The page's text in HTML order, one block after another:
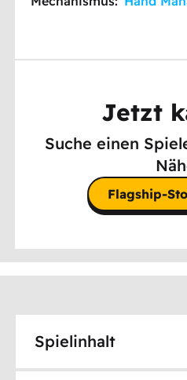
Jetzt
Suche einen
Flagship-
Spielinhalt